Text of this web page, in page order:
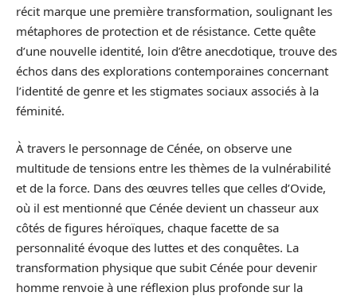
récit marque une première transformation, soulignant les
métaphores de protection et de résistance. Cette quête
d’une nouvelle identité, loin d’être anecdotique, trouve des
échos dans des explorations contemporaines concernant
l’identité de genre et les stigmates sociaux associés à la
féminité.
À travers le personnage de Cénée, on observe une
multitude de tensions entre les thèmes de la vulnérabilité
et de la force. Dans des œuvres telles que celles d’Ovide,
où il est mentionné que Cénée devient un chasseur aux
côtés de figures héroïques, chaque facette de sa
personnalité évoque des luttes et des conquêtes. La
transformation physique que subit Cénée pour devenir
homme renvoie à une réflexion plus profonde sur la